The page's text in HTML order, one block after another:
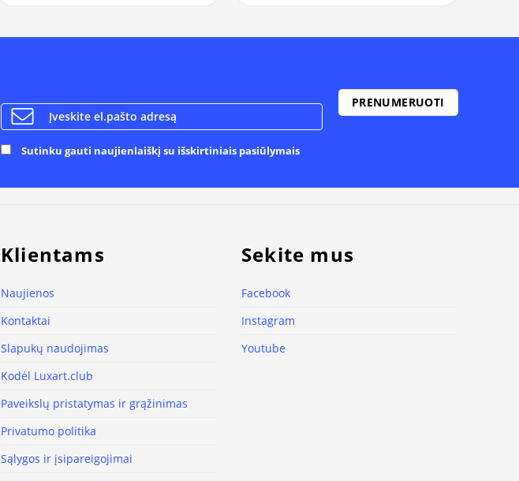
Sutinku gauti naujienlaiškį su išskirtiniais pasiūlymais
Klientams
Naujienos
Kontaktai
Slapukų naudojimas
Kodėl Luxart.club
Paveikslų pristatymas ir grąžinimas
Privatumo politika
Sąlygos ir įsipareigojimai
Sekite mus
Facebook
Instagram
Youtube